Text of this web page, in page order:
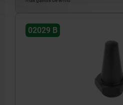
02029 B